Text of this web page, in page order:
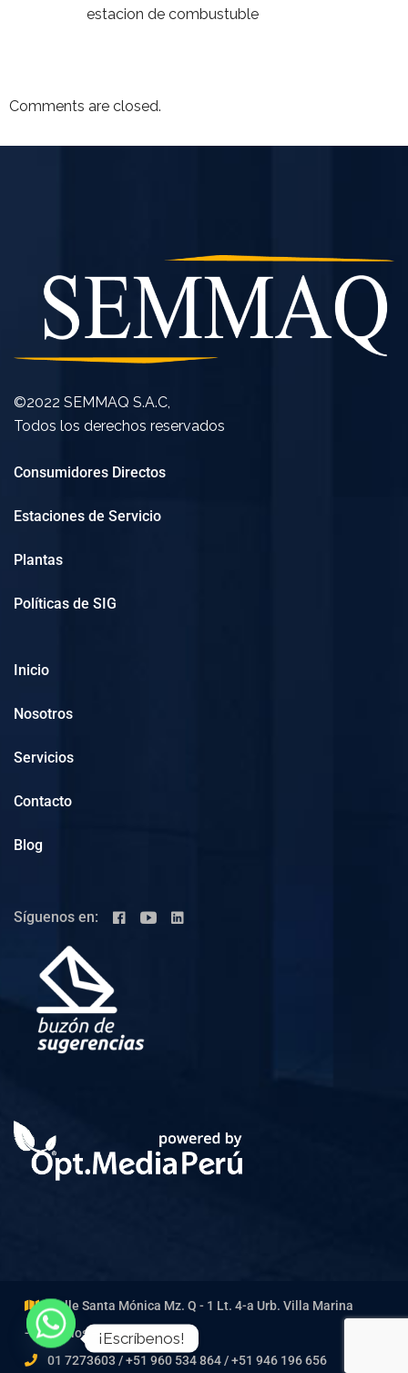
estacion de combustuble
Comments are closed.
©2022 SEMMAQ S.A.C,
Todos los derechos reservados
Consumidores Directos
Estaciones de Servicio
Plantas
Políticas de SIG
Inicio
Nosotros
Servicios
Contacto
Blog
Síguenos en:
Calle Santa Mónica Mz. Q - 1 Lt. 4-a Urb. Villa Marina
- Chorrillos – Lima
01 7273603 / +51 960 534 864 / +51 946 196 656
¡Escríbenos!